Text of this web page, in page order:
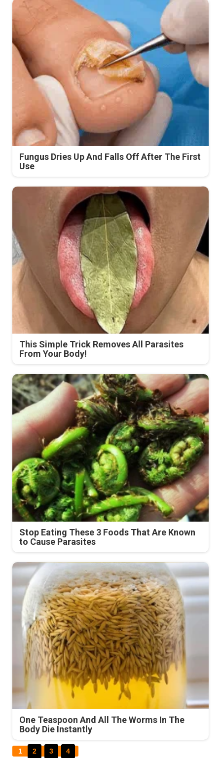
Fungus Dries Up And Falls Off After The First
Use
This Simple Trick Removes All Parasites
From Your Body!
Stop Eating These 3 Foods That Are Known
to Cause Parasites
One Teaspoon And All The Worms In The
Body Die Instantly
1 2 3 4